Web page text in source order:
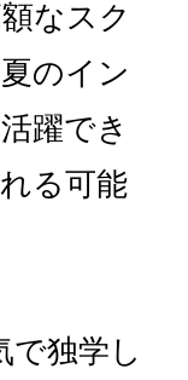
なスク
のイン
躍でき
る可能
で独学し